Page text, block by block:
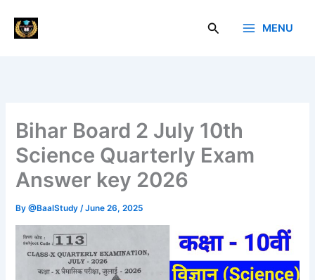
content
Search MENU
Bihar Board 2 July 10th
Science Quarterly Exam
Answer key 2026
By@BaalStudy/June 26, 2025